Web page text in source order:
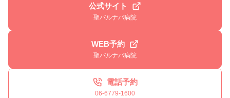
公式サイト
聖バルナバ病院
WEB予約
聖バルナバ病院
電話予約
06-6779-1600